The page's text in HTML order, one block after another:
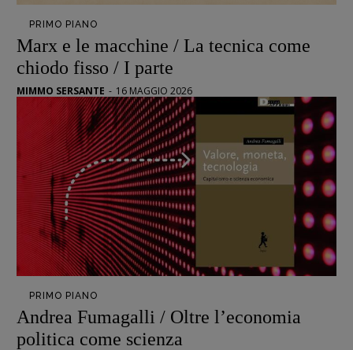
Recensioni
Primo Piano
RUBRICHE
Archeologie del
presente
Fumetti
Libro & Film
Pulp for kids
Opera prima
12 dicembre
Blade Runner 40
PRIMO PIANO
Marx e le macchine / La tecnica come
chiodo fisso / I parte
MIMMO SERSANTE - 16 MAGGIO 2026
PRIMO PIANO
Andrea Fumagalli / Oltre l’economia
politica come scienza